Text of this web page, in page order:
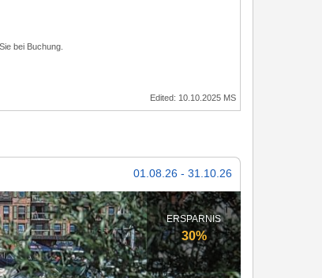
bei Buchung.
Edited: 10.10.2025 MS
01.08.26 - 31.10.26
ERSPARNIS
30%